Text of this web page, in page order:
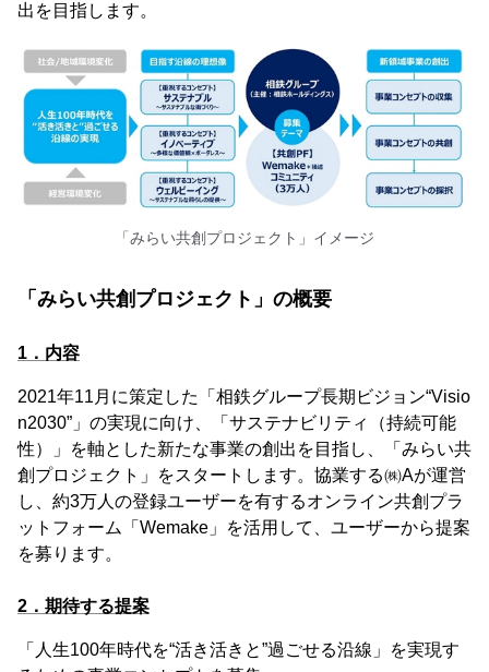
出を目指します。
「みらい共創プロジェクト」イメージ
「みらい共創プロジェクト」の概要
1．内容
2021年11月に策定した「相鉄グループ長期ビジョン“Visio
n2030”」の実現に向け、「サステナビリティ（持続可能
性）」を軸とした新たな事業の創出を目指し、「みらい共
創プロジェクト」をスタートします。協業する㈱Aが運営
し、約3万人の登録ユーザーを有するオンライン共創プラ
ットフォーム「Wemake」を活用して、ユーザーから提案
を募ります。
2．期待する提案
「人生100年時代を“活き活きと”過ごせる沿線」を実現す